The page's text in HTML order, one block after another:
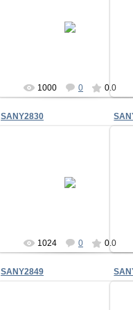
1000 0 0.0
SANY2830
1024 0 0.0
SANY2849